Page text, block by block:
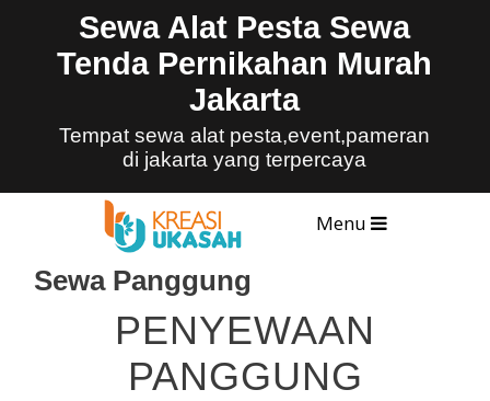
Sewa Alat Pesta Sewa
Tenda Pernikahan Murah
Jakarta
Tempat sewa alat pesta,event,pameran
di jakarta yang terpercaya
Menu
Sewa Panggung
PENYEWAAN
PANGGUNG